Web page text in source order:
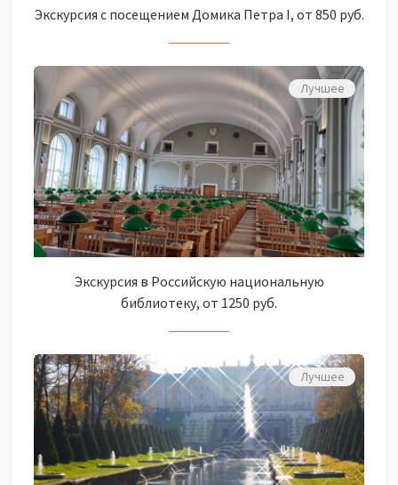
Экскурсия с посещением Домика Петра I, от 850 руб.
Лучшее
Экскурсия в Российскую национальную
библиотеку, от 1250 руб.
Лучшее